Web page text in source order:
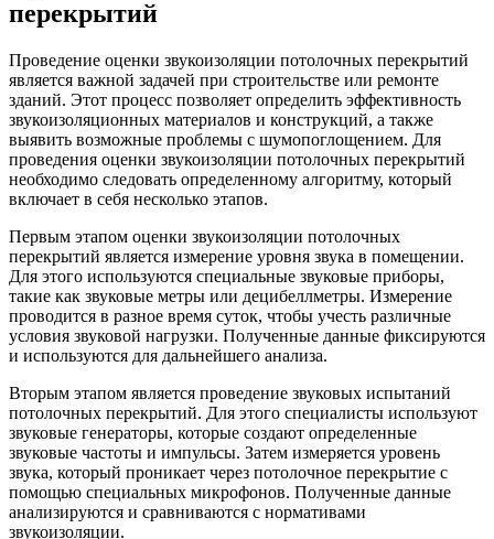
перекрытий
Проведение оценки звукоизоляции потолочных перекрытий
является важной задачей при строительстве или ремонте
зданий. Этот процесс позволяет определить эффективность
звукоизоляционных материалов и конструкций, а также
выявить возможные проблемы с шумопоглощением. Для
проведения оценки звукоизоляции потолочных перекрытий
необходимо следовать определенному алгоритму, который
включает в себя несколько этапов.
Первым этапом оценки звукоизоляции потолочных
перекрытий является измерение уровня звука в помещении.
Для этого используются специальные звуковые приборы,
такие как звуковые метры или децибеллметры. Измерение
проводится в разное время суток, чтобы учесть различные
условия звуковой нагрузки. Полученные данные фиксируются
и используются для дальнейшего анализа.
Вторым этапом является проведение звуковых испытаний
потолочных перекрытий. Для этого специалисты используют
звуковые генераторы, которые создают определенные
звуковые частоты и импульсы. Затем измеряется уровень
звука, который проникает через потолочное перекрытие с
помощью специальных микрофонов. Полученные данные
анализируются и сравниваются с нормативами
звукоизоляции.